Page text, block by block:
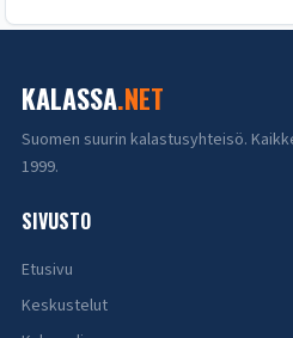
KALASSA.NET
Suomen suurin kalastusyhteisö.
1999.
SIVUSTO
Etusivu
Keskustelut